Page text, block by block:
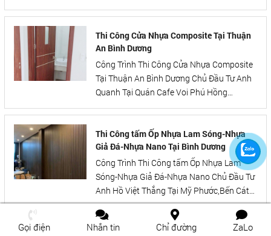
Thi Công Cửa Nhựa Composite Tại Thuận
An Bình Dương
Công Trình Thi Công Cửa Nhựa Composite
Tại Thuận An Bình Dương Chủ Đầu Tư Anh
Quanh Tại Quán Cafe Voi Phú Hồng
Thịnh,Khu Phố Bình Phước B,P.Bình
Thi Công tấm Ốp Nhựa Lam Sóng-Nhựa
Giả Đá-Nhựa Nano Tại Bình Dương
Công Trình Thi Công tấm Ốp Nhựa Lam
Sóng-Nhựa Giả Đá-Nhựa Nano Chủ Đầu Tư
Anh Hồ Việt Thắng Tại Mỹ Phước,Bến Cát
Bình Dương
Thi Công Thảm Lót Sàn tại Thuận An Bình
Gọi điện Nhắn tin Chỉ đường ZaLo